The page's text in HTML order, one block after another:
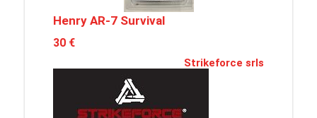
Henry AR-7 Survival
30 €
Strikeforce srls